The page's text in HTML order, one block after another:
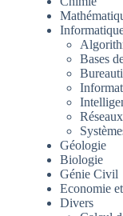
Bases
Géologie
Biologie
Génie Civil
Economie
Divers